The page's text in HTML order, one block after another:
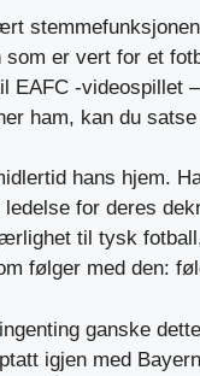
som er vert for et
EAFC -videospillet
ham, kan du
hans hjem.
ledelse for deres
til tysk
følger med den:
ganske
igjen med